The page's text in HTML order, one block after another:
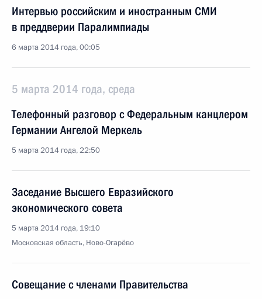
Интервью российским и иностранным СМИ
в преддверии Паралимпиады
6 марта 2014 года, 00:05
5 марта 2014 года, среда
Телефонный разговор с Федеральным канцлером
Германии Ангелой Меркель
5 марта 2014 года, 22:50
Заседание Высшего Евразийского
экономического совета
5 марта 2014 года, 19:10
Московская область, Ново-Огарёво
Совещание с членами Правительства